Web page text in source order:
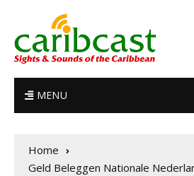
MENU
Home
Geld Beleggen Nationale